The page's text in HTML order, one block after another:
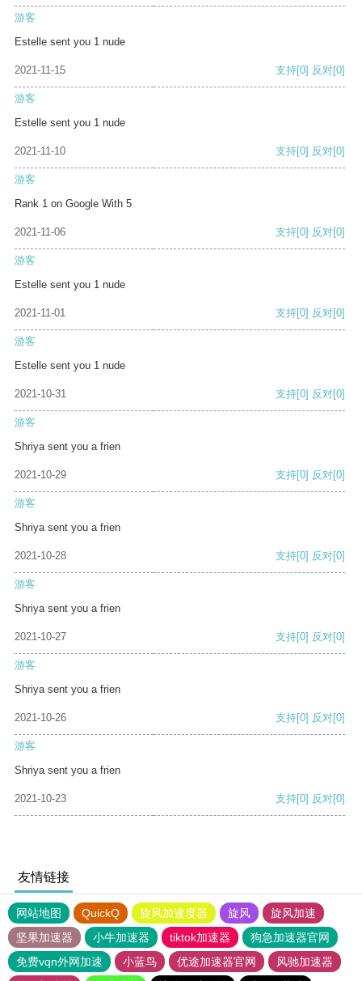
游客
Estelle sent you 1 nude
2021-11-15 支持[0] 反对[0]
游客
Estelle sent you 1 nude
2021-11-10 支持[0] 反对[0]
游客
Rank 1 on Google With 5
2021-11-06 支持[0] 反对[0]
游客
Estelle sent you 1 nude
2021-11-01 支持[0] 反对[0]
游客
Estelle sent you 1 nude
2021-10-31 支持[0] 反对[0]
游客
Shriya sent you a frien
2021-10-29 支持[0] 反对[0]
游客
Shriya sent you a frien
2021-10-28 支持[0] 反对[0]
游客
Shriya sent you a frien
2021-10-27 支持[0] 反对[0]
游客
Shriya sent you a frien
2021-10-26 支持[0] 反对[0]
游客
Shriya sent you a frien
2021-10-23 支持[0] 反对[0]
友情链接
网站地图 QuickQ 旋风加速度器 旋风
旋风加速
坚果加速器
小牛加速器 tiktok加速器
狗急加速器官网
免费vqn外网加速
小蓝鸟 优途加速器官网
风驰加速器